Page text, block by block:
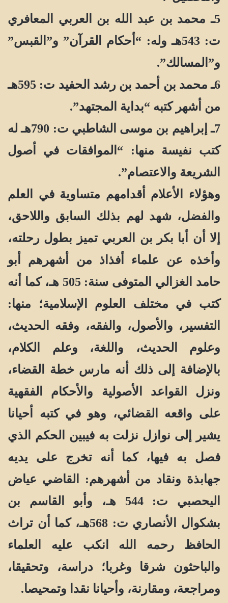
5ـ محمد بن عبد الله بن العربي المعافري
ت: 543هـ وله: “أحكام القرآن” و”القبس”
و”المسالك”.
6ـ محمد بن أحمد بن رشد الحفيد ت: 595هـ
من أشهر كتبه “بداية المجتهد”.
7ـ إبراهيم بن موسى الشاطبي ت: 790هـ له
كتب نفيسة منها: “الموافقات في أصول
الشريعة والاعتصام”.
وهؤلاء الأعلام أقدامهم متساوية في العلم
والفضل، شهد لهم بذلك السابق واللاحق،
إلا أن أبا بكر بن العربي تميز بطول رحلته،
وأخذه عن علماء أفذاذ من أشهرهم أبو
حامد الغزالي المتوفى سنة: 505 هـ، كما أنه
كتب في مختلف العلوم الإسلامية؛ منها:
التفسير، والأصول، والفقه، وفقه الحديث،
وعلوم الحديث، واللغة، وعلم الكلام،
بالإضافة إلى ذلك أنه مارس خطة القضاء،
ونزل القواعد الأصولية والأحكام الفقهية
على واقعه القضائي، وهو في كتبه أحيانا
يشير إلى نوازل نزلت به فيبين الحكم الذي
فصل به فيها، كما أنه تخرج على يديه
جهابذة ونقاد من أشهرهم: القاضي عياض
اليحصبي ت: 544 هـ، وأبو القاسم بن
بشكوال الأنصاري ت: 568هـ، كما أن تراث
الحافظ رحمه الله انكب عليه العلماء
والباحثون شرقا وغربا؛ دراسة، وتحقيقا،
ومراجعة، ومقارنة، وأحيانا نقدا وتمحيصا.